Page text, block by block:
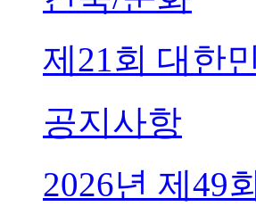
제21회 대한
공지사항
2026년 제49